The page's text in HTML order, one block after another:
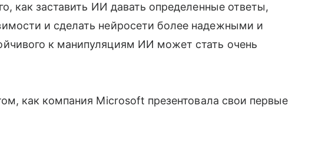
как заставить ИИ давать определенные ответы,
и сделать нейросети более надежными и
к манипуляциям ИИ может стать очень
как компания Microsoft презентовала свои первые